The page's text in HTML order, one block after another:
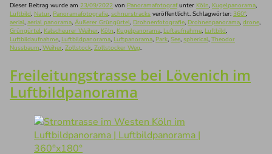
Dieser Beitrag wurde am 23/09/2022 von Panoramafotografunter Köln, Kugelpanorama,
Luftbild, Natur, Panoramafotografie, schnurstracks veröffentlicht. Schlagwörter: 360°,
aerial, aerial panorama, Äußerer Grüngürtel, Drohnenfotografie, Drohnenpanorama, drone,
Grüngürtel, Kalscheurer Weiher, Köln, Kugelpanorama, Luftaufnahme, Luftbild,
Luftbildaufnahme, Luftbildpanorama, Luftpanorama, Park, See, spherical, Theodor
Nussbaum, Weiher, Zollstock, Zollstocker Weg.
Freileitungstrasse bei Lövenich im
Luftbildpanorama